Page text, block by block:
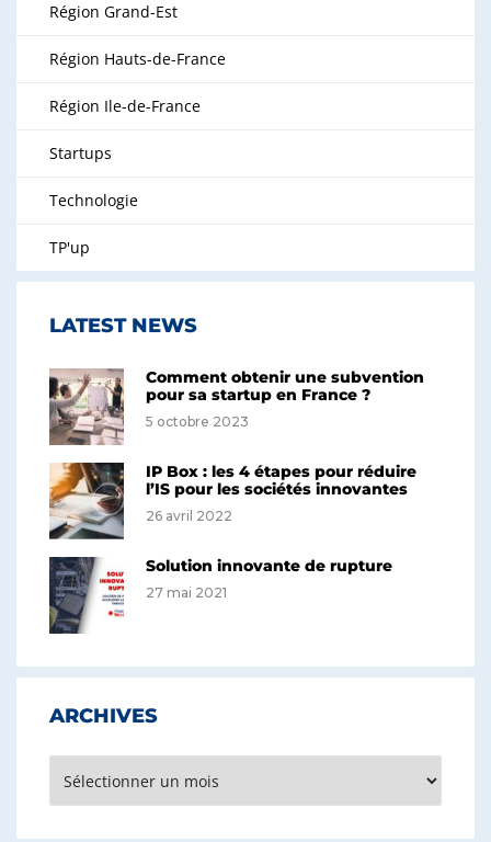
Région Grand-Est
Région Hauts-de-France
Région Ile-de-France
Startups
Technologie
TP'up
LATEST NEWS
Comment obtenir une subvention
pour sa startup en France ?
5 octobre 2023
IP Box : les 4 étapes pour réduire
l’IS pour les sociétés innovantes
26 avril 2022
Solution innovante de rupture
27 mai 2021
ARCHIVES